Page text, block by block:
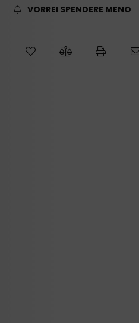
VORREI SPENDERE MENO